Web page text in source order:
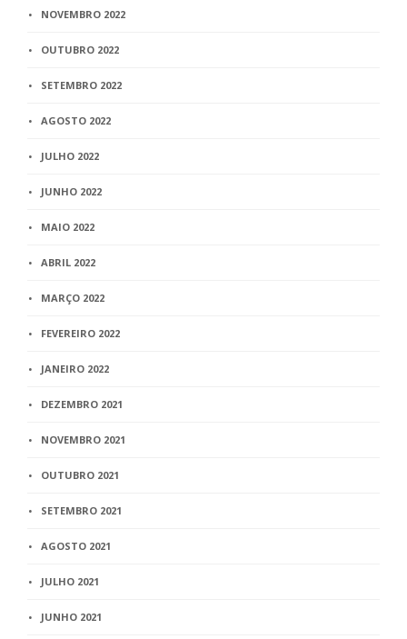
NOVEMBRO 2022
OUTUBRO 2022
SETEMBRO 2022
AGOSTO 2022
JULHO 2022
JUNHO 2022
MAIO 2022
ABRIL 2022
MARÇO 2022
FEVEREIRO 2022
JANEIRO 2022
DEZEMBRO 2021
NOVEMBRO 2021
OUTUBRO 2021
SETEMBRO 2021
AGOSTO 2021
JULHO 2021
JUNHO 2021